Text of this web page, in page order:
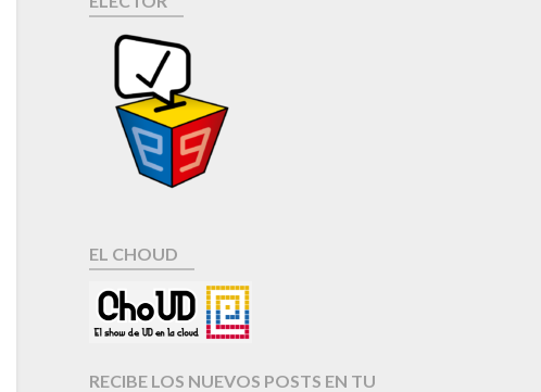
EL CHOUD
RECIBE LOS NUEVOS POSTS EN TU